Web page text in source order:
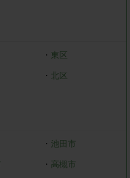
・ 東区
・ 北区
・ 池田市
・ 高槻市